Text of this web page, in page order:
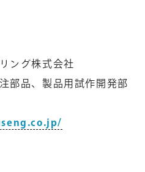
ング株式会社
部品、製品用試作開発部